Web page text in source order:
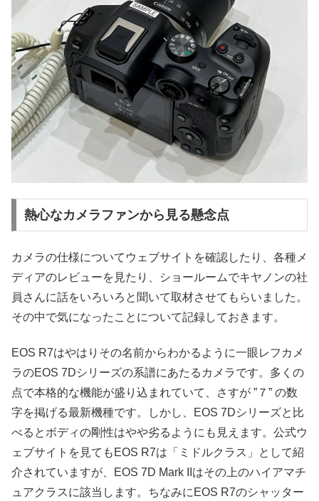
熱心なカメラファンから見る懸念点
カメラの仕様についてウェブサイトを確認したり、各種メ
ディアのレビューを見たり、ショールームでキヤノンの社
員さんに話をいろいろと聞いて取材させてもらいました。
その中で気になったことについて記録しておきます。
EOS R7はやはりその名前からわかるように一眼レフカメ
ラのEOS 7Dシリーズの系譜にあたるカメラです。多くの
点で本格的な機能が盛り込まれていて、さすが ”７” の数
字を掲げる最新機種です。しかし、EOS 7Dシリーズと比
べるとボディの剛性はやや劣るようにも見えます。公式ウ
ェブサイトを見てもEOS R7は「ミドルクラス」として紹
介されていますが、EOS 7D Mark IIはその上のハイアマチ
ュアクラスに該当します。ちなみにEOS R7のシャッター